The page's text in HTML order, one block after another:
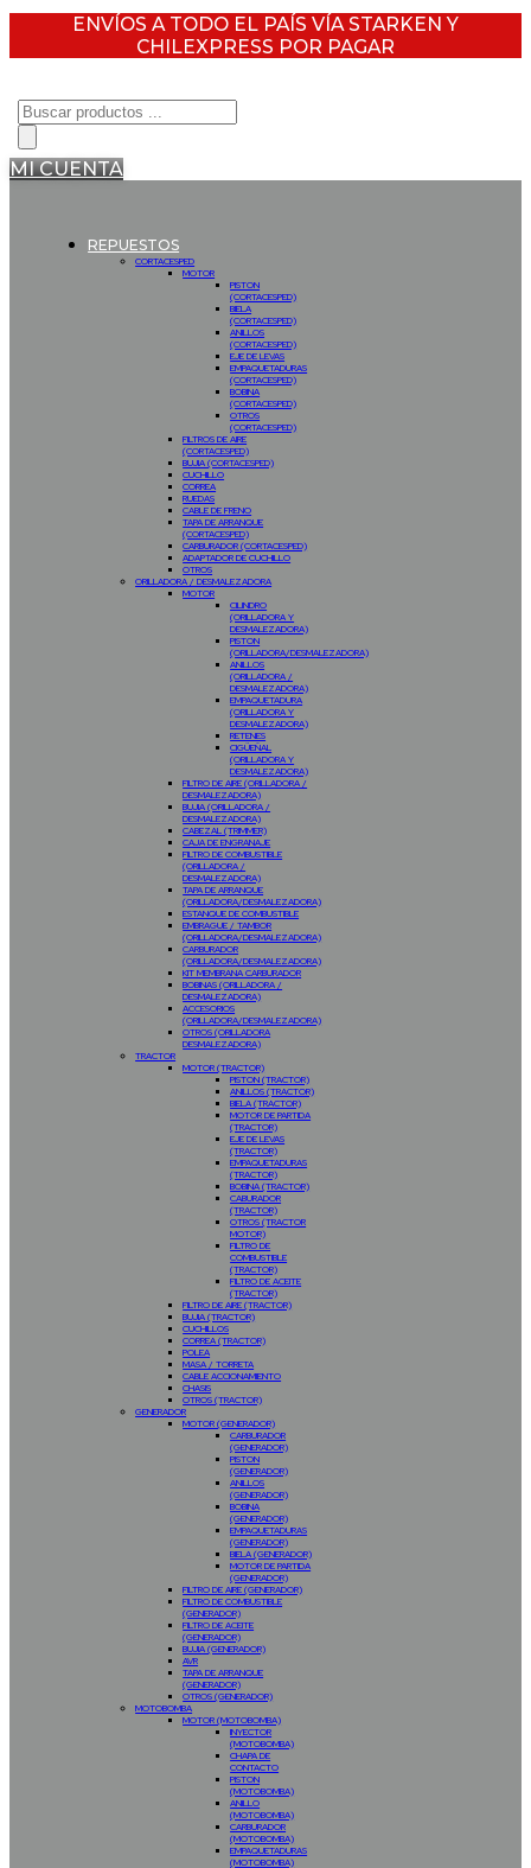
ENVÍOS A TODO EL PAÍS VÍA STARKEN Y
CHILEXPRESS POR PAGAR
Búsqueda
de
productos
MI CUENTA
REPUESTOS
CORTACESPED
MOTOR
PISTON
(CORTACESPED)
BIELA
(CORTACESPED)
ANILLOS
(CORTACESPED)
EJE DE LEVAS
EMPAQUETADURAS
(CORTACESPED)
BOBINA
(CORTACESPED)
OTROS
(CORTACESPED)
FILTROS DE AIRE
(CORTACESPED)
BUJIA (CORTACESPED)
CUCHILLO
CORREA
RUEDAS
CABLE DE FRENO
TAPA DE ARRANQUE
(CORTACESPED)
CARBURADOR (CORTACESPED)
ADAPTADOR DE CUCHILLO
OTROS
ORILLADORA / DESMALEZADORA
MOTOR
CILINDRO
(ORILLADORA Y
DESMALEZADORA)
PISTON
(ORILLADORA/DESMALEZADORA)
ANILLOS
(ORILLADORA /
DESMALEZADORA)
EMPAQUETADURA
(ORILLADORA Y
DESMALEZADORA)
RETENES
CIGÜEÑAL
(ORILLADORA Y
DESMALEZADORA)
FILTRO DE AIRE (ORILLADORA /
DESMALEZADORA)
BUJIA (ORILLADORA /
DESMALEZADORA)
CABEZAL (TRIMMER)
CAJA DE ENGRANAJE
FILTRO DE COMBUSTIBLE
(ORILLADORA /
DESMALEZADORA)
TAPA DE ARRANQUE
(ORILLADORA/DESMALEZADORA)
ESTANQUE DE COMBUSTIBLE
EMBRAGUE / TAMBOR
(ORILLADORA/DESMALEZADORA)
CARBURADOR
(ORILLADORA/DESMALEZADORA)
KIT MEMBRANA CARBURADOR
BOBINAS (ORILLADORA /
DESMALEZADORA)
ACCESORIOS
(ORILLADORA/DESMALEZADORA)
OTROS (ORILLADORA
DESMALEZADORA)
TRACTOR
MOTOR (TRACTOR)
PISTON (TRACTOR)
ANILLOS (TRACTOR)
BIELA (TRACTOR)
MOTOR DE PARTIDA
(TRACTOR)
EJE DE LEVAS
(TRACTOR)
EMPAQUETADURAS
(TRACTOR)
BOBINA (TRACTOR)
CABURADOR
(TRACTOR)
OTROS (TRACTOR
MOTOR)
FILTRO DE
COMBUSTIBLE
(TRACTOR)
FILTRO DE ACEITE
(TRACTOR)
FILTRO DE AIRE (TRACTOR)
BUJIA (TRACTOR)
CUCHILLOS
CORREA (TRACTOR)
POLEA
MASA / TORRETA
CABLE ACCIONAMIENTO
CHASIS
OTROS (TRACTOR)
GENERADOR
MOTOR (GENERADOR)
CARBURADOR
(GENERADOR)
PISTON
(GENERADOR)
ANILLOS
(GENERADOR)
BOBINA
(GENERADOR)
EMPAQUETADURAS
(GENERADOR)
BIELA (GENERADOR)
MOTOR DE PARTIDA
(GENERADOR)
FILTRO DE AIRE (GENERADOR)
FILTRO DE COMBUSTIBLE
(GENERADOR)
FILTRO DE ACEITE
(GENERADOR)
BUJIA (GENERADOR)
AVR
TAPA DE ARRANQUE
(GENERADOR)
OTROS (GENERADOR)
MOTOBOMBA
MOTOR (MOTOBOMBA)
INYECTOR
(MOTOBOMBA)
CHAPA DE
CONTACTO
PISTON
(MOTOBOMBA)
ANILLO
(MOTOBOMBA)
CARBURADOR
(MOTOBOMBA)
EMPAQUETADURAS
(MOTOBOMBA)